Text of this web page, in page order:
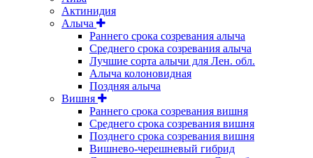
Актинидия
Алыча
Раннего срока созревания алыча
Среднего срока созревания алыча
Лучшие сорта алычи для Лен. обл.
Алыча колоновидная
Поздняя алыча
Вишня
Раннего срока созревания вишня
Среднего срока созревания вишня
Позднего срока созревания вишня
Вишнево-черешневый гибрид